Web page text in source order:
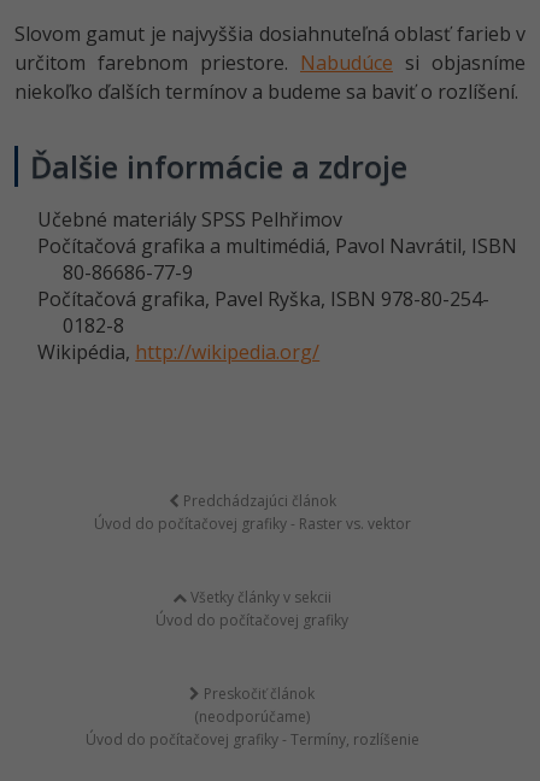
Slovom gamut je najvyššia dosiahnuteľná oblasť farieb v
určitom farebnom priestore. Nabudúce si objasníme
niekoľko ďalších termínov a budeme sa baviť o rozlíšení.
Ďalšie informácie a zdroje
Učebné materiály SPSS Pelhřimov
Počítačová grafika a multimédiá, Pavol Navrátil, ISBN
80-86686-77-9
Počítačová grafika, Pavel Ryška, ISBN 978-80-254-
0182-8
Wikipédia, http://wikipedia.org/
Predchádzajúci článok
Úvod do počítačovej grafiky - Raster vs. vektor
Všetky články v sekcii
Úvod do počítačovej grafiky
Preskočiť článok
(neodporúčame)
Úvod do počítačovej grafiky - Termíny, rozlíšenie